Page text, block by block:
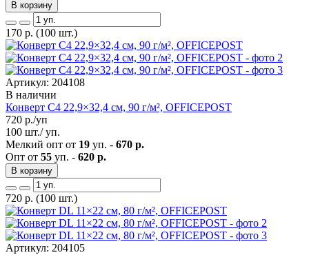
В корзину
170 р. (100 шт.)
Артикул: 204108
В наличии
Конверт C4 22,9×32,4 см, 90 г/м², OFFICEPOST
720 р./уп
100 шт./ уп.
Мелкий опт от 19 уп. - 670 р.
Опт от 55 уп. - 620 р.
В корзину
720 р. (100 шт.)
Артикул: 204105